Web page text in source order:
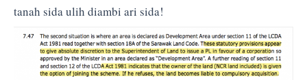
tanah sida ulih diambi ari sida!